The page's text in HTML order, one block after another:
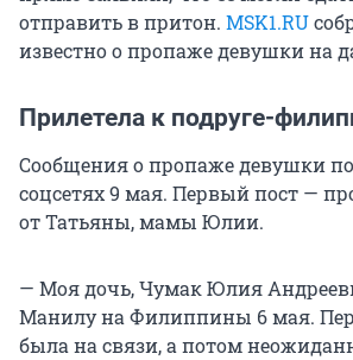
отправить в притон. MSK1.RU
известно о пропаже девушки на
Прилетела к подруге-
Сообщения о пропаже девушки
соцсетях 9 мая. Первый пост —
от Татьяны, мамы Юлии.
— Моя дочь, Чумак Юлия
Манилу на Филиппины 6 мая.
была на связи, а потом